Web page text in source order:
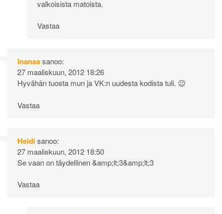
valkoisista matoista.
Vastaa
Inanaasanoo:
27 maaliskuun, 2012 18:26
Hyvähän tuosta mun ja VK:n uudesta kodista tuli. 😉
Vastaa
Heidisanoo:
27 maaliskuun, 2012 18:50
Se vaan on täydellinen &amp;lt;3&amp;lt;3
Vastaa